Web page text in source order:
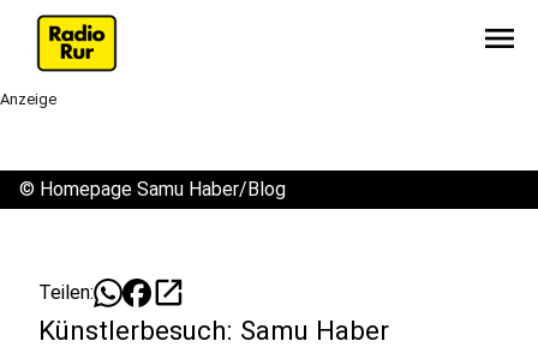
menu
Anzeige
© Homepage Samu Haber/Blog
Teilen: open_in_new
Künstlerbesuch: Samu Haber